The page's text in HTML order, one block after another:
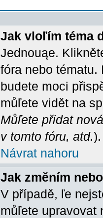
Jak vloľím téma
Jednouąe.
fóra nebo
budete moci
můľete vidět na
Můľete přidat
v tomto fóru, atd.).
Návrat nahoru
Jak změním
V případě, ľe
můľete upravovat